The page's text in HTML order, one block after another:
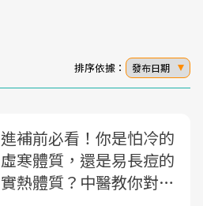
排序依據： 發布日期
進補前必看！你是怕冷的
虛寒體質，還是易長痘的
實熱體質？中醫教你對症